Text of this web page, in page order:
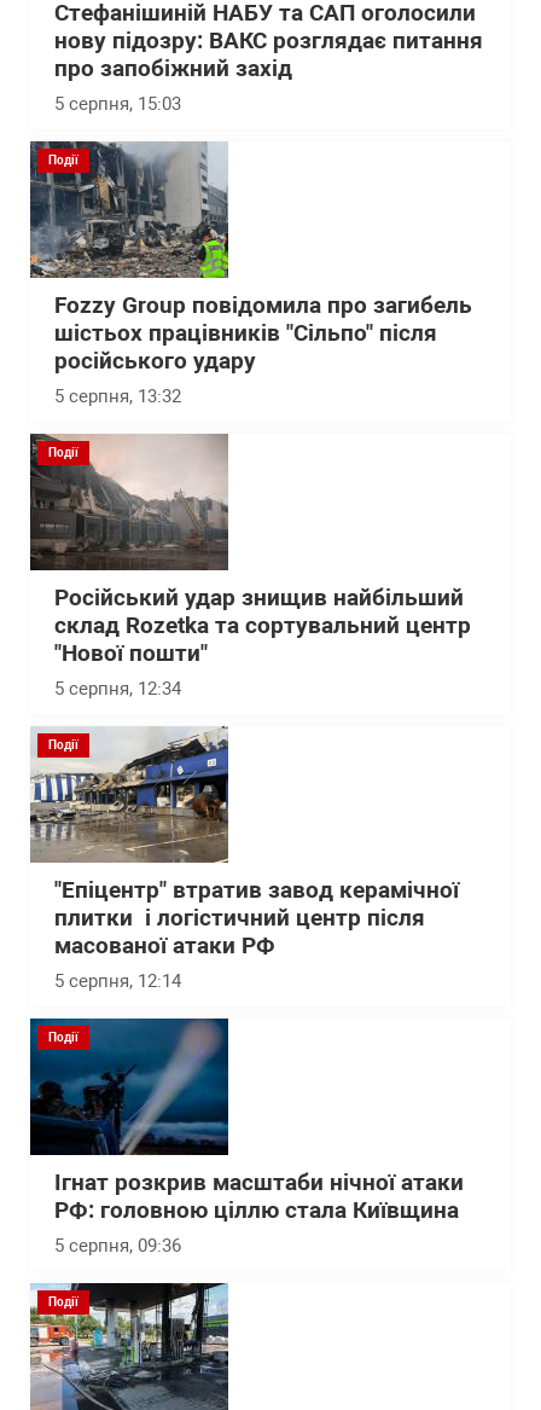
Стефанішиній НАБУ та САП оголосили
нову підозру: ВАКС розглядає питання
про запобіжний захід
5 серпня, 15:03
Події
Fozzy Group повідомила про загибель
шістьох працівників "Сільпо" після
російського удару
5 серпня, 13:32
Події
Російський удар знищив найбільший
склад Rozetka та сортувальний центр
"Нової пошти"
5 серпня, 12:34
Події
"Епіцентр" втратив завод керамічної
плитки і логістичний центр після
масованої атаки РФ
5 серпня, 12:14
Події
Ігнат розкрив масштаби нічної атаки
РФ: головною ціллю стала Київщина
5 серпня, 09:36
Події